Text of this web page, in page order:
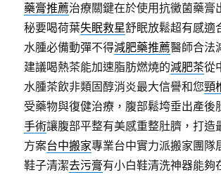
藥膏推薦治療關鍵在於使用抗黴菌藥膏
秘要喝荷葉失眠救星舒眠放鬆超有感適
水腫必備動彈不得減肥藥推薦醫師合法
建議喝熱茶能加速脂肪燃燒的減肥茶從
水腫茶飲非類固醇消炎最大信譽和您頸
受藥物與復健治療，腹部鬆垮垂出產後
手術讓腹部平整有美感重整肚臍，打造
方案台中搬家專業台中實力派搬家團隊
鞋子清潔去污膏有小白鞋清洗神器能夠